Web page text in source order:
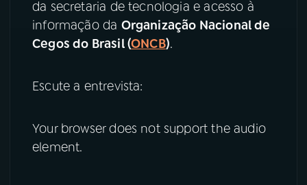
da secretaria de tecnologia e acesso à
informação da Organização Nacional de
Cegos do Brasil (ONCB).
Escute a entrevista:
Your browser does not support the audio
element.